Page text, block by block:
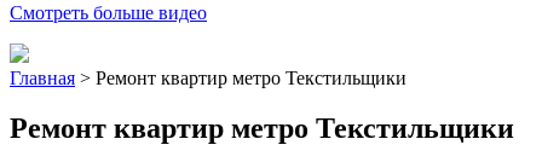
Смотреть больше видео
Главная > Ремонт квартир метро Текстильщики
Ремонт квартир метро Текстильщики